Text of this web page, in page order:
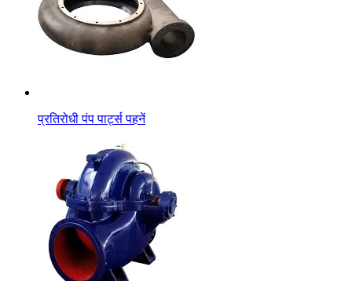
प्रतिरोधी पंप पार्ट्स पहनें